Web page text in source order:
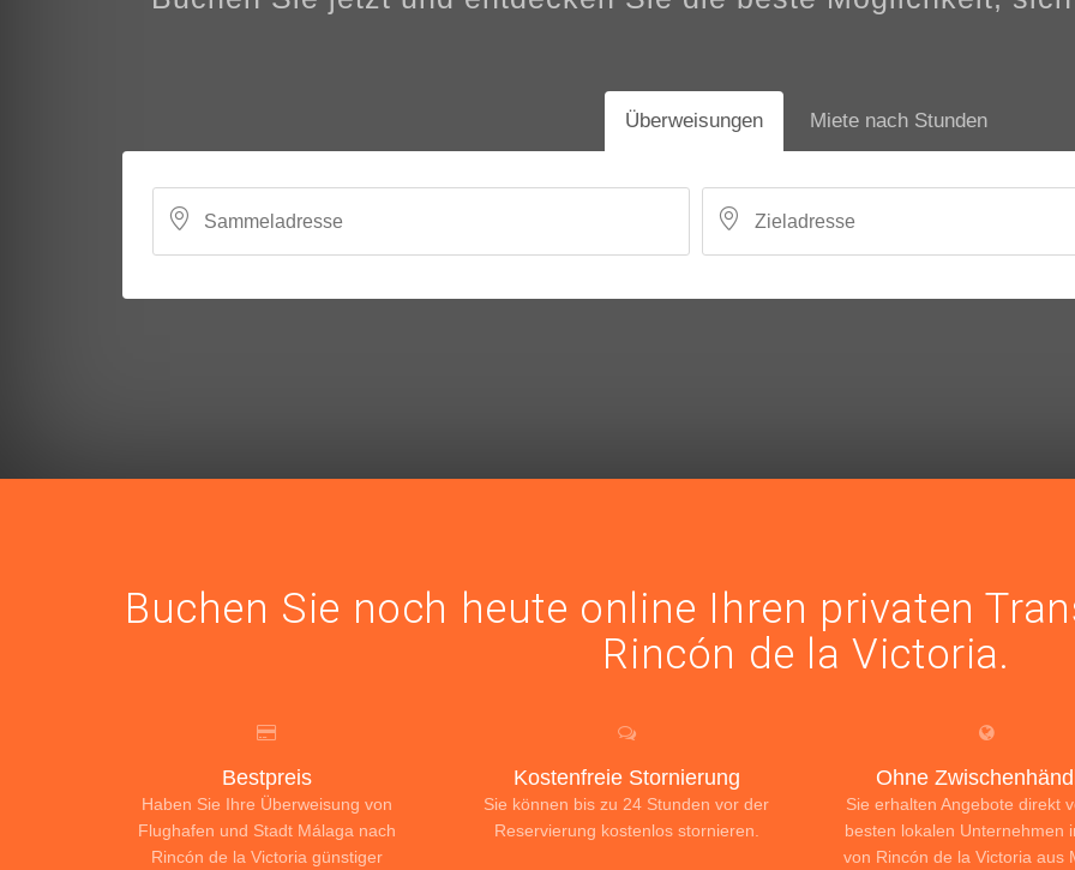
Überweisungen Miete nach Stunden
Buchen Sie noch heute online Ihren privaten
Rincón de la Victoria.
Bestpreis
Haben Sie Ihre Überweisung von
Flughafen und Stadt Málaga nach
Rincón de la Victoria günstiger
Kostenfreie Stornierung
Sie können bis zu 24 Stunden vor der
Reservierung kostenlos stornieren.
Ohne
Sie erhalten Angebote direkt
besten lokalen Unternehmen
von Rincón de la Victoria aus